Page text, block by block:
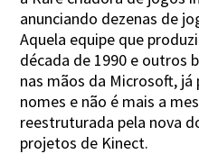
anunciando dezenas de
Aquela equipe que
década de 1990 e outros
nas mãos da Microsoft,
nomes e não é mais a
reestruturada pela nova
projetos de Kinect.